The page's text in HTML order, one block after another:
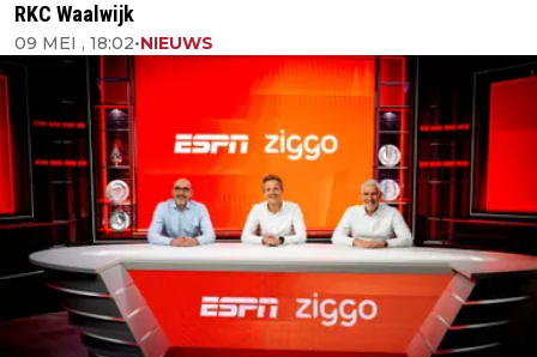
RKC Waalwijk
09 MEI , 18:02•NIEUWS